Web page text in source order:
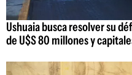
Ushuaia busca resolver su
de U$S 80 millones y